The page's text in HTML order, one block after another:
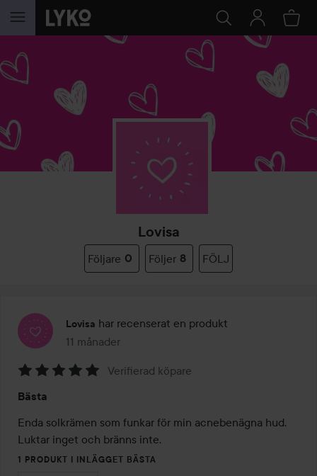
HOPPA TILL INNEHÅLLET
Lovisa
Följare 0 Följer 8 FÖLJ
Lovisa har recenserat en produkt
11 månader
Inlägget skapades 11 månader
5
av
5
Verifierad köpare
Bästa
Enda solkrämen som funkar för min acnebenägna hud.
Luktar inget och bränns inte.
1 PRODUKT I INLÄGGET BÄSTA